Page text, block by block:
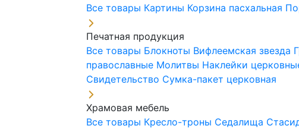
Все товары Картины Корзина пасхальная
Печатная продукция
Все товары Блокноты Вифлеемская звезда
православные Молитвы Наклейки
Свидетельство Сумка-пакет церковная
Храмовая мебель
Все товары Кресло-троны Седалища